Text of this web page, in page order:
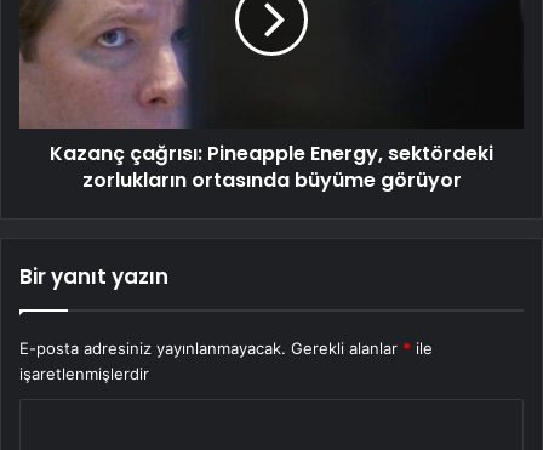
Kazanç çağrısı: Pineapple Energy, sektördeki
zorlukların ortasında büyüme görüyor
Bir yanıt yazın
E-posta adresiniz yayınlanmayacak. Gerekli alanlar * ile
işaretlenmişlerdir